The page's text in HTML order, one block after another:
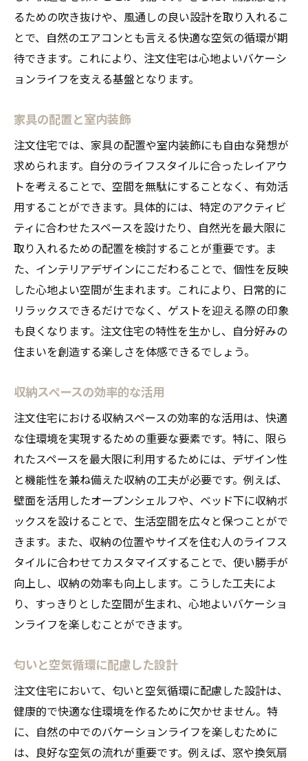
るための吹き抜けや、風通しの良い設計を取り入れるこ
とで、自然のエアコンとも言える快適な空気の循環が期
待できます。これにより、注文住宅は心地よいバケーシ
ョンライフを支える基盤となります。
家具の配置と室内装飾
注文住宅では、家具の配置や室内装飾にも自由な発想が
求められます。自分のライフスタイルに合ったレイアウ
トを考えることで、空間を無駄にすることなく、有効活
用することができます。具体的には、特定のアクティビ
ティに合わせたスペースを設けたり、自然光を最大限に
取り入れるための配置を検討することが重要です。ま
た、インテリアデザインにこだわることで、個性を反映
した心地よい空間が生まれます。これにより、日常的に
リラックスできるだけでなく、ゲストを迎える際の印象
も良くなります。注文住宅の特性を生かし、自分好みの
住まいを創造する楽しさを体感できるでしょう。
収納スペースの効率的な活用
注文住宅における収納スペースの効率的な活用は、快適
な住環境を実現するための重要な要素です。特に、限ら
れたスペースを最大限に利用するためには、デザイン性
と機能性を兼ね備えた収納の工夫が必要です。例えば、
壁面を活用したオープンシェルフや、ベッド下に収納ボ
ックスを設けることで、生活空間を広々と保つことがで
きます。また、収納の位置やサイズを住む人のライフス
タイルに合わせてカスタマイズすることで、使い勝手が
向上し、収納の効率も向上します。こうした工夫によ
り、すっきりとした空間が生まれ、心地よいバケーショ
ンライフを楽しむことができます。
匂いと空気循環に配慮した設計
注文住宅において、匂いと空気循環に配慮した設計は、
健康的で快適な住環境を作るために欠かせません。特
に、自然の中でのバケーションライフを楽しむために
は、良好な空気の流れが重要です。例えば、窓や換気扇